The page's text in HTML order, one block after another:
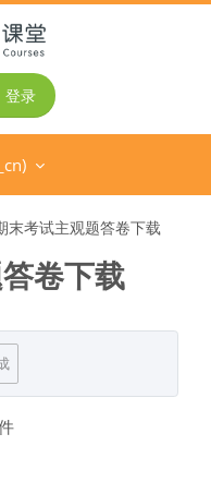
登录
末考试主观题答卷下载
卷下载